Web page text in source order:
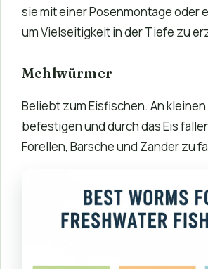
sie mit einer Posenmontage oder
um Vielseitigkeit in der Tiefe zu
Mehlwürmer
Beliebt zum Eisfischen. An kleinen
befestigen und durch das Eis
Forellen, Barsche und Zander zu